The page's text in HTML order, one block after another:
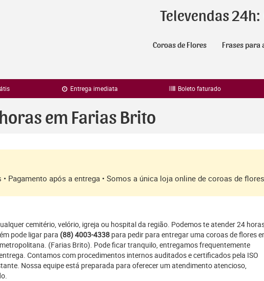
Televendas 24h:
Coroas de Flores Frases para
Entrega imediata Boleto faturado
em Farias Brito
• Pagamento após a entrega • Somos a única loja online de coroas de
cemitério, velório, igreja ou hospital da região. Podemos te atender 24
pode ligar para (88) 4003-4338 para pedir para entregar uma coroas de flores
(Farias Brito). Pode ficar tranquilo, entregamos frequentemente
Contamos com procedimentos internos auditados e certificados pela ISO
Nossa equipe está preparada para oferecer um atendimento atencioso,